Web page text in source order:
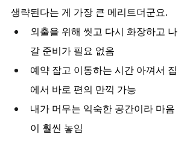
생략된다는 게 가장 큰 메리트더군요.
외출을 위해 씻고 다시 화장하고 나
갈 준비가 필요 없음
예약 잡고 이동하는 시간 아껴서 집
에서 바로 편의 만끽 가능
내가 머무는 익숙한 공간이라 마음
이 훨씬 놓임